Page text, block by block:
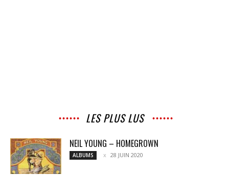
LES PLUS LUS
NEIL YOUNG – HOMEGROWN
ALBUMS 28 JUIN 2020